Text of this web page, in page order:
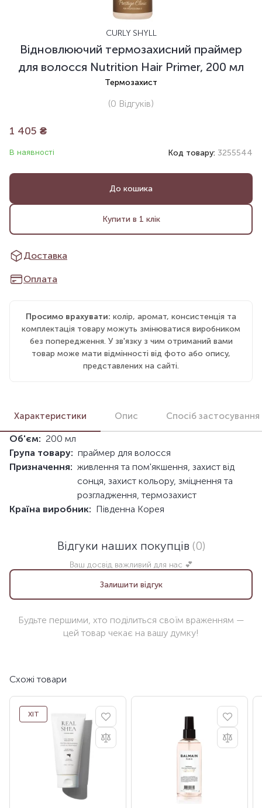
CURLY SHYLL
Відновлюючий термозахисний праймер
для волосся Nutrition Hair Primer, 200 мл
Термозахист
(0 Відгуків)
1 405 ₴
В наявності Код товару: 3255544
До кошика
Купити в 1 клік
Доставка
Оплата
Просимо врахувати: колір, аромат, консистенція та
комплектація товару можуть змінюватися виробником
без попередження. У зв'язку з чим отриманий вами
товар може мати відмінності від фото або опису,
представлених на сайті.
Характеристики Опис Спосіб застосування
Об'єм: 200 мл
Група товару: праймер для волосся
Призначення: живлення та пом'якшення, захист від
сонця, захист кольору, зміцнення та
розгладження, термозахист
Країна виробник: Південна Корея
Відгуки наших покупців (0)
Ваш досвід важливий для нас 💕
Залишити відгук
Будьте першими, хто поділиться своїм враженням —
цей товар чекає на вашу думку!
Схожі товари
ХІТ